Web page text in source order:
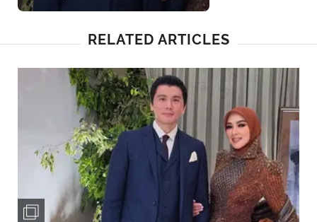
Hermes
RELATED ARTICLES